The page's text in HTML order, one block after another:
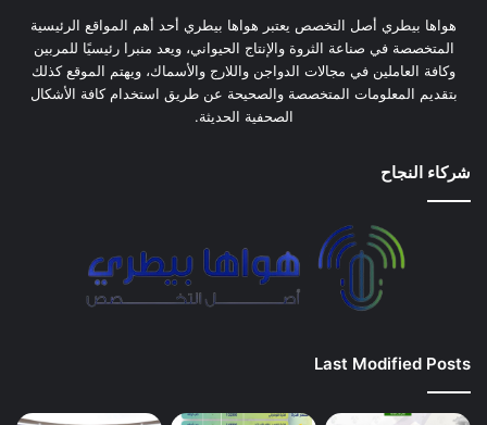
هواها بيطري أصل التخصص يعتبر هواها بيطري أحد أهم المواقع الرئيسية
المتخصصة في صناعة الثروة والإنتاج الحيواني، ويعد منبرا رئيسيًا للمربين
وكافة العاملين في مجالات الدواجن واللارج والأسماك، ويهتم الموقع كذلك
بتقديم المعلومات المتخصصة والصحيحة عن طريق استخدام كافة الأشكال
الصحفية الحديثة.
شركاء النجاح
Last Modified Posts